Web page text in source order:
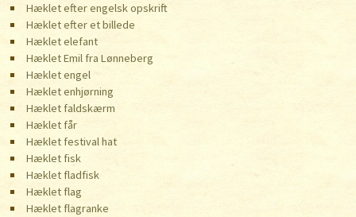
Hæklet efter engelsk opskrift
Hæklet efter et billede
Hæklet elefant
Hæklet Emil fra Lønneberg
Hæklet engel
Hæklet enhjørning
Hæklet faldskærm
Hæklet får
Hæklet festival hat
Hæklet fisk
Hæklet fladfisk
Hæklet flag
Hæklet flagranke